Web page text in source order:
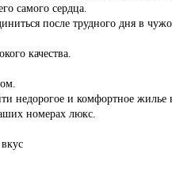
самого сердца.
после трудного дня в
качества.
недорогое и комфортное жилье
номерах люкс.